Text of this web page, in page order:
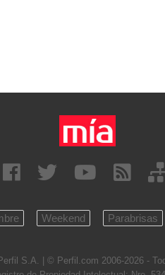
Weekend Parabrisas
S.A.
| © Perfil.com 2006-2026 -